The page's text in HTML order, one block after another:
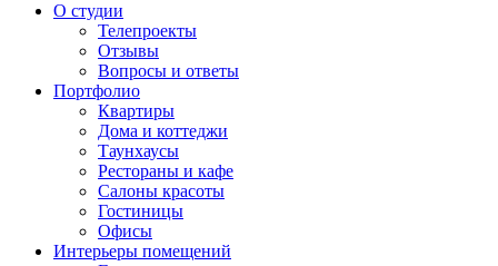
О студии
Телепроекты
Отзывы
Вопросы и ответы
Портфолио
Квартиры
Дома и коттеджи
Таунхаусы
Рестораны и кафе
Салоны красоты
Гостиницы
Офисы
Интерьеры помещений